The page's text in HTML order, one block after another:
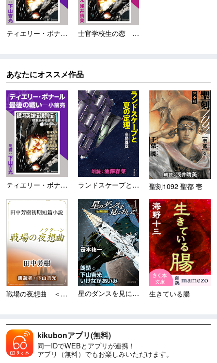
ティエリー・ボナール最... 士官学校生の恋 ＜銀河...
あなたにオススメ作品
ティエリー・ボナール最後の戦... ランドスケープと夏の定理 聖刻1092 聖都 壱
戦場の夜想曲 ＜田中芳樹短篇... 星のダンスを見においで 地球... 生きている腸
kikubonアプリ(無料)
同一IDでWEBとアプリが連携！
アプリ（無料）でもお楽しみいただけます。